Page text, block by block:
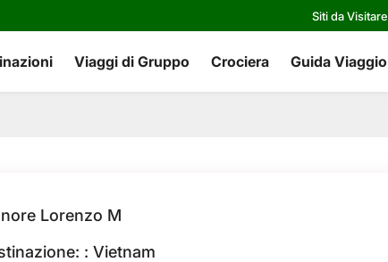
Siti da Visitare
Viaggi di Gruppo Crociera Guida Viaggio
Lorenzo M
: Vietnam